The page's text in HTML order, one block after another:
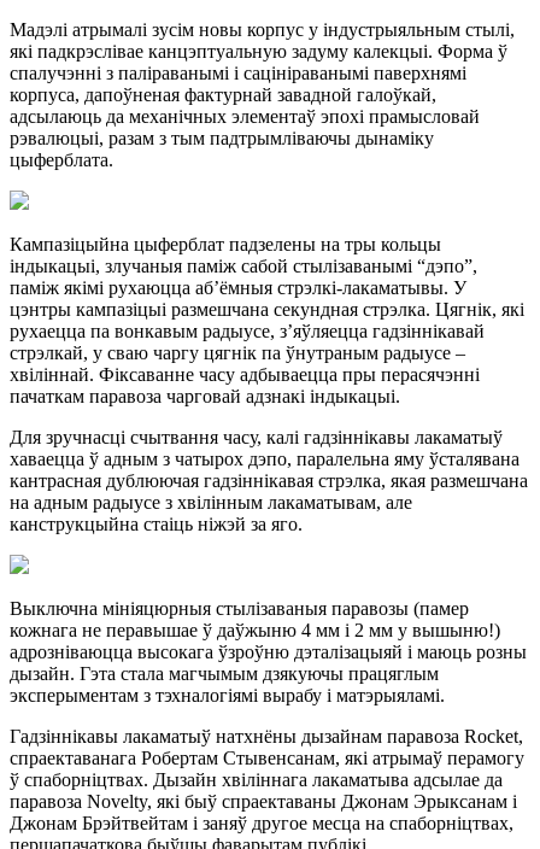
Мадэлі атрымалі зусім новы корпус у індустрыяльным стылі,
які падкрэслівае канцэптуальную задуму калекцыі. Форма ў
спалучэнні з паліраванымі і сацініраванымі паверхнямі
корпуса, дапоўненая фактурнай завадной галоўкай,
адсылаюць да механічных элементаў эпохі прамысловай
рэвалюцыі, разам з тым падтрымліваючы дынаміку
цыферблата.
Кампазіцыйна цыферблат падзелены на тры кольцы
індыкацыі, злучаныя паміж сабой стылізаванымі “дэпо”,
паміж якімі рухаюцца аб’ёмныя стрэлкі-лакаматывы. У
цэнтры кампазіцыі размешчана секундная стрэлка. Цягнік, які
рухаецца па вонкавым радыусе, з’яўляецца гадзіннікавай
стрэлкай, у сваю чаргу цягнік па ўнутраным радыусе –
хвіліннай. Фіксаванне часу адбываецца пры перасячэнні
пачаткам паравоза чарговай адзнакі індыкацыі.
Для зручнасці счытвання часу, калі гадзіннікавы лакаматыў
хаваецца ў адным з чатырох дэпо, паралельна яму ўсталявана
кантрасная дублюючая гадзіннікавая стрэлка, якая размешчана
на адным радыусе з хвілінным лакаматывам, але
канструкцыйна стаіць ніжэй за яго.
Выключна мініяцюрныя стылізаваныя паравозы (памер
кожнага не перавышае ў даўжыню 4 мм і 2 мм у вышыню!)
адрозніваюцца высокага ўзроўню дэталізацыяй і маюць розны
дызайн. Гэта стала магчымым дзякуючы працяглым
эксперыментам з тэхналогіямі вырабу і матэрыяламі.
Гадзіннікавы лакаматыў натхнёны дызайнам паравоза Rocket,
спраектаванага Робертам Стывенсанам, які атрымаў перамогу
ў спаборніцтвах. Дызайн хвіліннага лакаматыва адсылае да
паравоза Novelty, які быў спраектаваны Джонам Эрыксанам і
Джонам Брэйтвейтам і заняў другое месца на спаборніцтвах,
першапачаткова быўшы фаварытам публікі.